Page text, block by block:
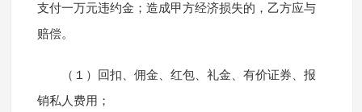
支付一万元违约金；造成甲方经济损失的，乙方应与
赔偿。
（１）回扣、佣金、红包、礼金、有价证券、报
销私人费用；